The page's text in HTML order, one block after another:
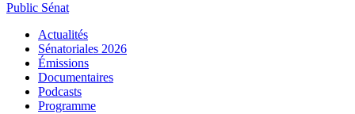
Public Sénat
Actualités
Sénatoriales 2026
Émissions
Documentaires
Podcasts
Programme